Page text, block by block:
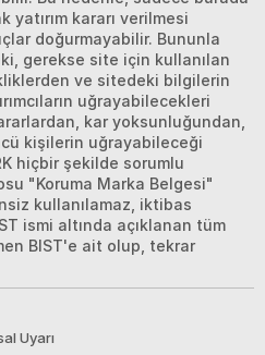
kararı verilmesi
doğurmayabilir. Bununla
gerekse site için kullanılan
ve sitedeki bilgilerin
uğrayabilecekleri
kar yoksunluğundan,
kişilerin uğrayabileceği
hiçbir şekilde sorumlu
"Koruma Marka Belgesi"
kullanılamaz, iktibas
ismi altında açıklanan tüm
BIST'e ait olup, tekrar
Uyarı